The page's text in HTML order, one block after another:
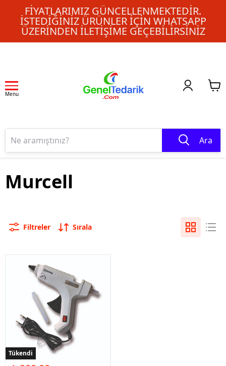
FIYATLARIMIZ GÜNCELLENMEKTEDIR.
İSTEDIĞINIZ ÜRÜNLER IÇIN WHATSAPP
ÜZERINDEN ILETIŞIME GEÇEBILIRSINIZ
Menu
Ara
Murcell
Filtreler Sırala
Tükendi